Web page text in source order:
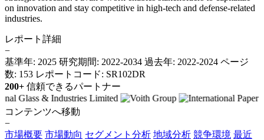
on innovation and stay competitive in high-tech and defense-related
industries.
レポート詳細
−
基準年: 2025 研究期間: 2022-2034 過去年: 2022-2024 ページ
数: 153 レポートコード: SR102DR
200+ 信頼できるパートナー
コンテンツへ移動
−
市場概要 市場動向 セグメント分析 地域分析 競争環境 最近